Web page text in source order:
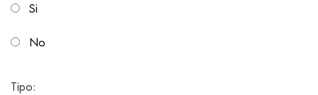
Si
No
Tipo: